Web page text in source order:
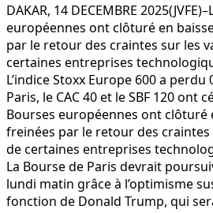
DAKAR, 14 DECEMBRE
européennes ont clôturé en
par le retour des craintes sur les
certaines entreprises
L’indice Stoxx Europe 600 a perdu
Paris, le CAC 40 et le SBF 120 ont
Bourses européennes ont clôturé
freinées par le retour des
de certaines entreprises
La Bourse de Paris devrait
lundi matin grâce à l’optimisme
fonction de Donald Trump, qui